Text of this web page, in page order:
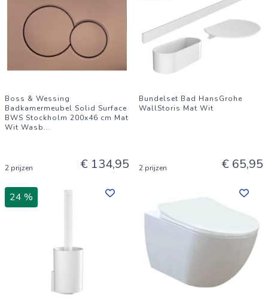
Boss & Wessing
Badkamermeubel Solid Surface
BWS Stockholm 200x46 cm Mat
Wit Wasb...
2 prijzen € 134,95
Bundelset Bad HansGrohe
WallStoris Mat Wit
2 prijzen € 65,95
24 %